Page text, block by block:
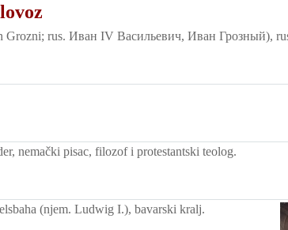
Grozni; rus. Иван IV Васильевич, Иван Грозный),
nemački pisac, filozof i protestantski teolog.
(njem. Ludwig I.), bavarski kralj.